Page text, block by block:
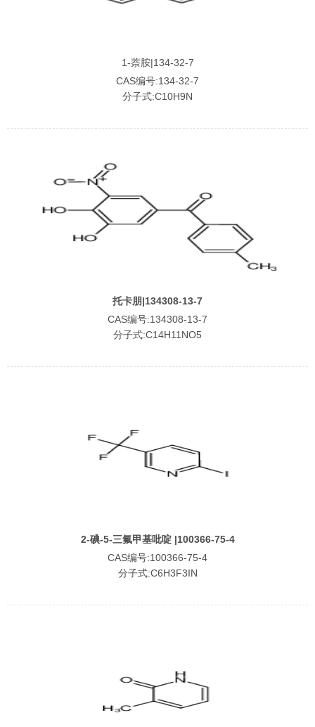
1-萘胺|134-32-7
CAS编号:134-32-7
分子式:C10H9N
托卡朋|134308-13-7
CAS编号:134308-13-7
分子式:C14H11NO5
2-碘-5-三氟甲基吡啶 |100366-75-4
CAS编号:100366-75-4
分子式:C6H3F3IN